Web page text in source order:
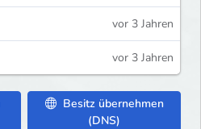
vor 3 Jahren
vor 3 Jahren
Besitz übernehmen
(DNS)